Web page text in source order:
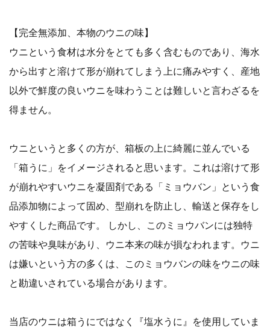
【完全無添加、本物のウニの味】
ウニという食材は水分をとても多く含むものであり、海水
から出すと溶けて形が崩れてしまう上に痛みやすく、産地
以外で鮮度の良いウニを味わうことは難しいと言わざるを
得ません。
ウニというと多くの方が、箱板の上に綺麗に並んでいる
「箱うに」をイメージされると思います。これは溶けて形
が崩れやすいウニを凝固剤である「ミョウバン」という食
品添加物によって固め、型崩れを防止し、輸送と保存をし
やすくした商品です。 しかし、このミョウバンには独特
の苦味や臭味があり、ウニ本来の味が損なわれます。ウニ
は嫌いという方の多くは、このミョウバンの味をウニの味
と勘違いされている場合があります。
当店のウニは箱うにではなく『塩水うに』を使用していま